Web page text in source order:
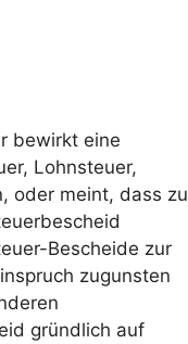
bewirkt eine
Lohnsteuer,
oder meint, dass zu
Bescheide zur
zugunsten
gründlich auf